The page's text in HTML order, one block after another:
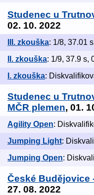
Studenec u
02. 10. 2022
III. zkouška: 1/8, 37.01
II. zkouška: 1/9, 37.9 s,
I. zkouška:
Studenec u
MČR plemen, 01.
Agility Open:
Jumping Light:
Jumping Open:
České Budějovice
27. 08. 2022